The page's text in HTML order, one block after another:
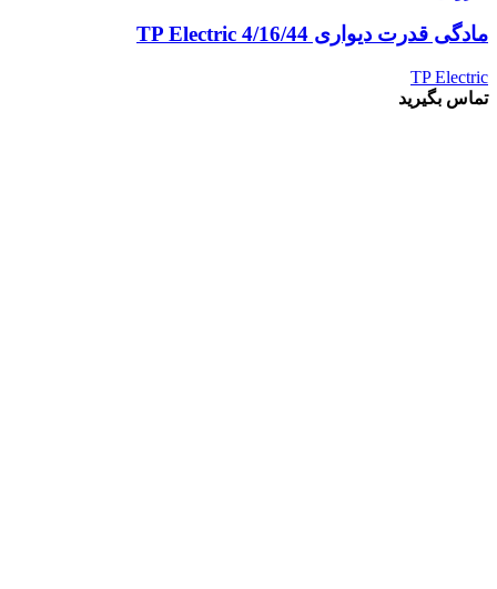
مادگی قدرت دیواری 4/16/44 TP Electric
TP Electric
تماس بگیرید